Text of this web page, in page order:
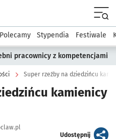
podserwis: Kultura
Polecamy Stypendia Festiwale
pracownicy z kompetencjami
Super rzeźby na dziedzińcu
kamienicy
Udostępnijartykuł